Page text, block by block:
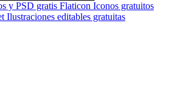
y PSD gratis Flaticon Iconos gratuitos
Ilustraciones editables gratuitas